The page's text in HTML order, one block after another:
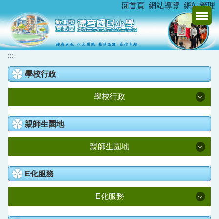
到
主
要
內
容
區
:::
回首頁 網站導覽 網站管理
:::
學校行政
學校行政
校長室
學輔處
親師生園地
親師生園地
升學資訊
E化服務
E化服務